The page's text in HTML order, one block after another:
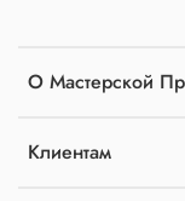
О Мастерской
Клиентам